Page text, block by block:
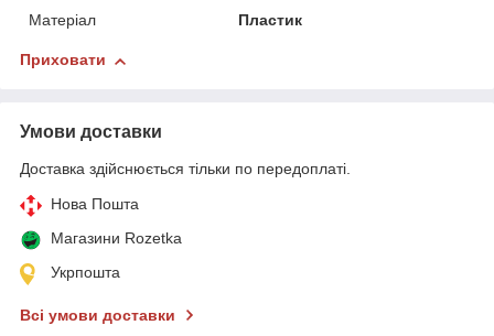
Матеріал
Пластик
Приховати
Умови доставки
Доставка здійснюється тільки по передоплаті.
Нова Пошта
Магазини Rozetka
Укрпошта
Всі умови доставки